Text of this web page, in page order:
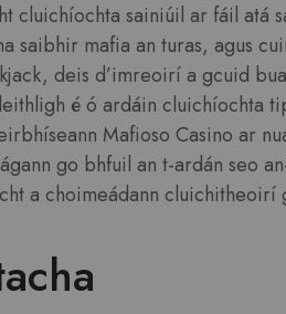
cluichíochta sainiúil ar fáil atá
saibhir mafia an turas, agus
deis d’imreoirí a gcuid
é ó ardáin cluichíochta
Mafioso Casino ar
go bhfuil an t-ardán seo
a choimeádann cluichitheoirí